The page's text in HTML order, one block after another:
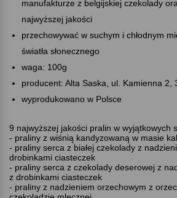
manufakturze z belgijskiej czekolady
najwyższej jakości
przechowywać w suchym i chłodnym
światła słonecznego
waga: 100g
producent: Alta Saska, ul. Kamienna 2,
wyprodukowano w Polsce
9 najwyższej jakości pralin w wyjątkowych
- praliny z wiśnią kandyzowaną w masie
- praliny serca z białej czekolady z
drobinkami ciasteczek
- praliny serca z czekolady deserowej z
z drobinkami ciasteczek
- praliny z nadzieniem orzechowym z